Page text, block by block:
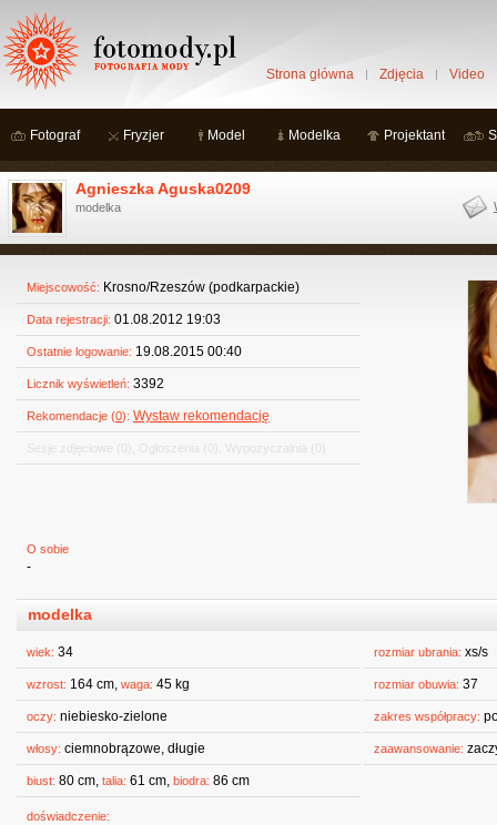
Strona główna Zdjęcia Video
Fotograf Fryzjer Model Modelka Projektant
Agnieszka Aguska0209
modelka
Miejscowość: Krosno/Rzeszów (podkarpackie)
Data rejestracji: 01.08.2012 19:03
Ostatnie logowanie: 19.08.2015 00:40
Licznik wyświetleń: 3392
Rekomendacje (0): Wystaw rekomendację
Sesje zdjęciowe (0) Ogłoszenia (0) Wypożyczalnia (0)
O sobie
-
modelka
wiek: 34
wzrost: 164 cm, waga: 45 kg
oczy: niebiesko-zielone
włosy: ciemnobrązowe, długie
biust: 80 cm, talia: 61 cm, biodra: 86 cm
rozmiar ubrania: xs/s
rozmiar obuwia: 37
zakres współpracy:
zaawansowanie:
doświadczenie: